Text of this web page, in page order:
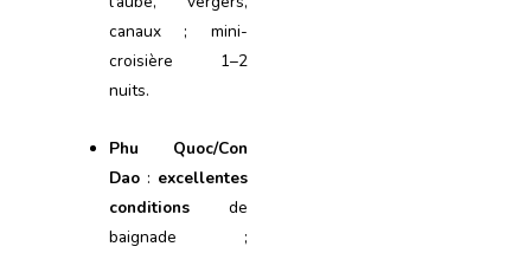
canaux ; mini-
croisière 1–2
nuits.
Phu Quoc/Con
Dao: excellentes
conditionsde
baignade ;